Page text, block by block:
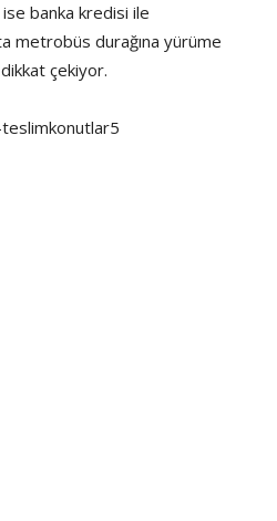
banka kredisi ile
metrobüs durağına yürüme
çekiyor.